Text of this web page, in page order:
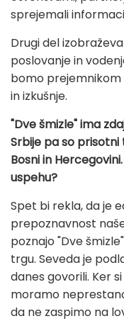
sprejemali
Drugi del
poslovanje in
bomo prejemnikom
in izkušnje.
"Dve šmizle" ima
Srbije pa so
Bosni in
uspehu?
Spet bi rekla, da je
prepoznavnost
poznajo "Dve
trgu. Seveda je
danes govorili. Ker
moramo
da ne zaspimo na